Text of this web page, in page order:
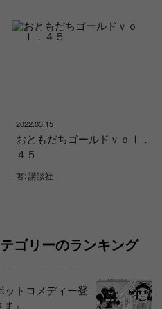
2022.03.15
おともだちゴールドｖｏｌ．
４５
著: 講談社
ゴリーのランキング
ットコメディー登
』